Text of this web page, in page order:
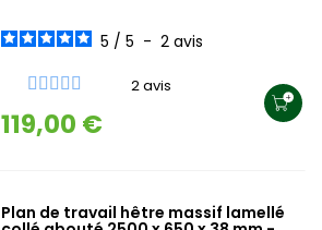
5 / 5 - 2 avis
2 avis
119,00 €
Plan de travail hêtre massif lamellé